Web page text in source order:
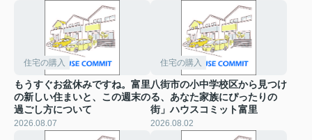
住宅の購入
もうすぐお盆休みですね。富里
の新しい住まいと、この週末の
過ごし方について
2026.08.07
住宅の購入
八街市の小中学校区から見つけ
る、あなた家族にぴったりの
街」ハウスコミット富里
2026.08.02